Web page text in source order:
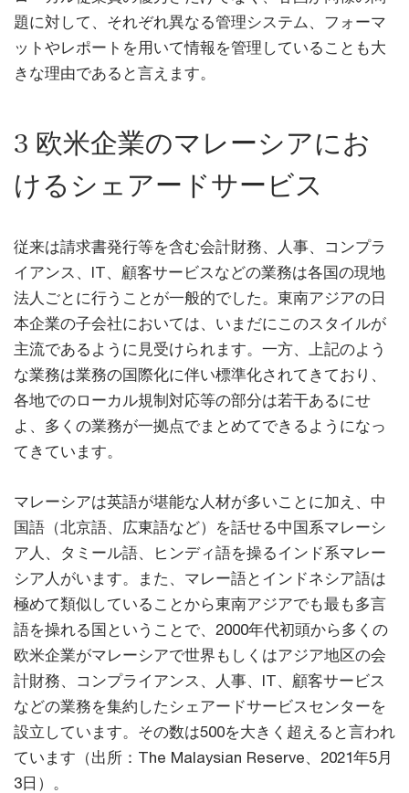
題に対して、それぞれ異なる管理システム、フォーマ
ットやレポートを用いて情報を管理していることも大
きな理由であると言えます。
3 欧米企業のマレーシアにお
けるシェアードサービス
従来は請求書発行等を含む会計財務、人事、コンプラ
イアンス、IT、顧客サービスなどの業務は各国の現地
法人ごとに行うことが一般的でした。東南アジアの日
本企業の子会社においては、いまだにこのスタイルが
主流であるように見受けられます。一方、上記のよう
な業務は業務の国際化に伴い標準化されてきており、
各地でのローカル規制対応等の部分は若干あるにせ
よ、多くの業務が一拠点でまとめてできるようになっ
てきています。
マレーシアは英語が堪能な人材が多いことに加え、中
国語（北京語、広東語など）を話せる中国系マレーシ
ア人、タミール語、ヒンディ語を操るインド系マレー
シア人がいます。また、マレー語とインドネシア語は
極めて類似していることから東南アジアでも最も多言
語を操れる国ということで、2000年代初頭から多くの
欧米企業がマレーシアで世界もしくはアジア地区の会
計財務、コンプライアンス、人事、IT、顧客サービス
などの業務を集約したシェアードサービスセンターを
設立しています。その数は500を大きく超えると言われ
ています（出所：The Malaysian Reserve、2021年5月
3日）。